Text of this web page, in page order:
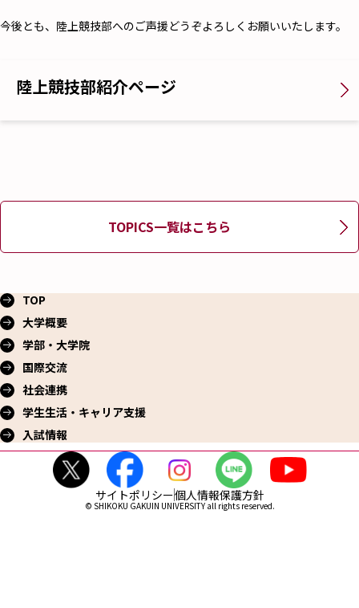
今後とも、陸上競技部へのご声援どうぞよろしくお願いいたします。
陸上競技部紹介ページ
TOPICS一覧はこちら
TOP
大学概要
学部・大学院
国際交流
社会連携
学生生活・ キャリア支援
入試情報
サイトポリシー個人情報保護方針
© SHIKOKU GAKUIN UNIVERSITY all rights reserved.